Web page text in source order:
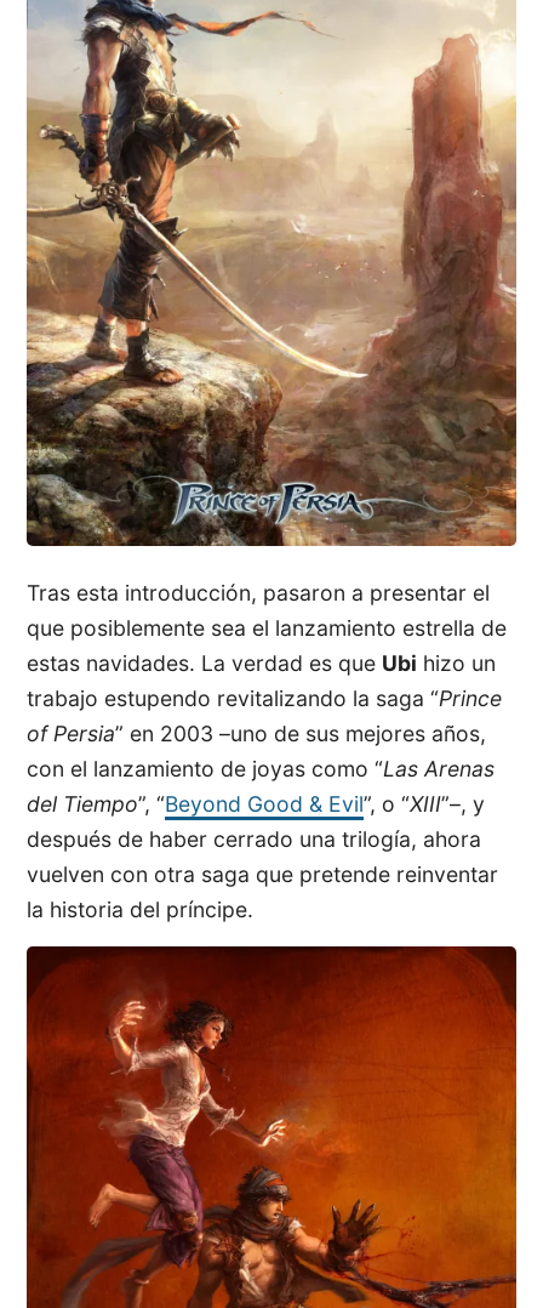
Tras esta introducción, pasaron a presentar el
que posiblemente sea el lanzamiento estrella de
estas navidades. La verdad es que Ubi hizo un
trabajo estupendo revitalizando la saga “Prince
of Persia” en 2003 –uno de sus mejores años,
con el lanzamiento de joyas como “Las Arenas
del Tiempo”, “Beyond Good & Evil”, o “XIII”–, y
después de haber cerrado una trilogía, ahora
vuelven con otra saga que pretende reinventar
la historia del príncipe.